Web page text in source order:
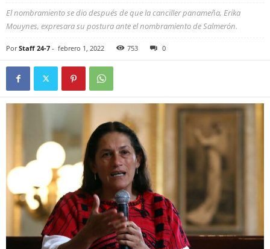
El nombramiento se dio después de que la canciller panameña, Erika
Mouynes, expresara su postura ante el nombramiento de Salmerón.
Por Staff 24-7 - febrero 1, 2022 753 0